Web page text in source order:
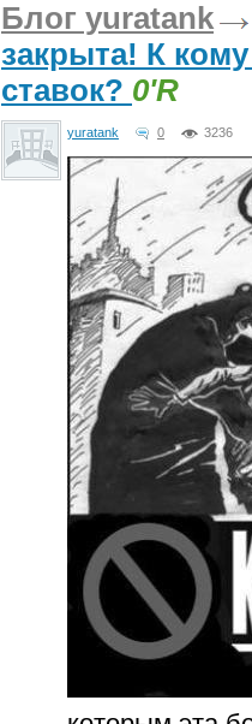
Блог yuratank
закрыта! К
ставок? 0'R
yuratank 0 3236